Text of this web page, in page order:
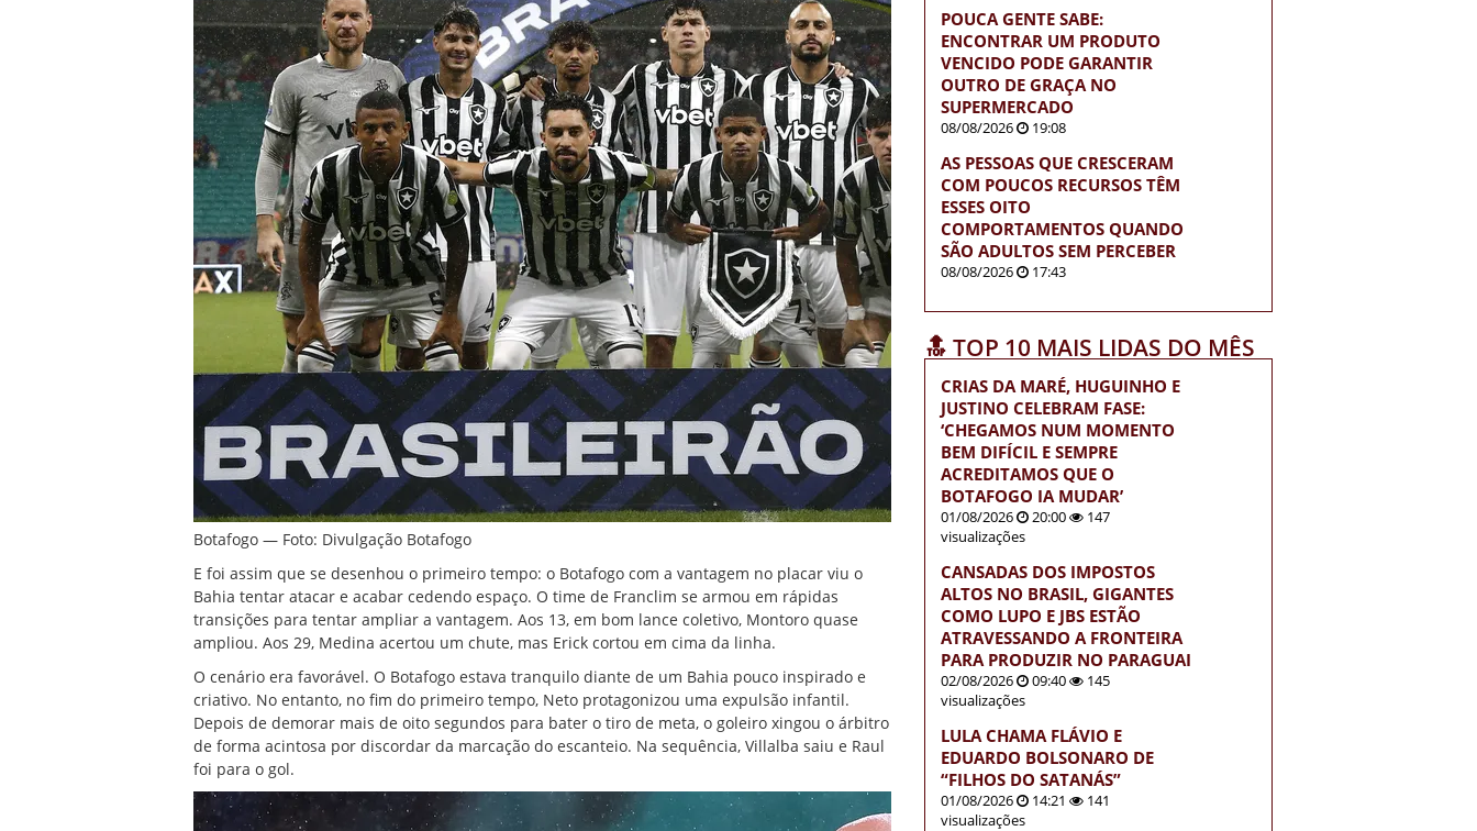
Botafogo — Foto: Divulgação Botafogo
E foi assim que se desenhou o primeiro tempo: o Botafogo com a vantagem no placar viu o
Bahia tentar atacar e acabar cedendo espaço. O time de Franclim se armou em rápidas
transições para tentar ampliar a vantagem. Aos 13, em bom lance coletivo, Montoro quase
ampliou. Aos 29, Medina acertou um chute, mas Erick cortou em cima da linha.
O cenário era favorável. O Botafogo estava tranquilo diante de um Bahia pouco inspirado e
criativo. No entanto, no fim do primeiro tempo, Neto protagonizou uma expulsão infantil.
Depois de demorar mais de oito segundos para bater o tiro de meta, o goleiro xingou o árbitro
de forma acintosa por discordar da marcação do escanteio. Na sequência, Villalba saiu e Raul
foi para o gol.
POUCA GENTE SABE:
ENCONTRAR UM PRODUTO
VENCIDO PODE GARANTIR
OUTRO DE GRAÇA NO
SUPERMERCADO
08/08/2026 19:08
AS PESSOAS QUE CRESCERAM
COM POUCOS RECURSOS TÊM
ESSES OITO
COMPORTAMENTOS QUANDO
SÃO ADULTOS SEM PERCEBER
08/08/2026 17:43
🔝 TOP 10 MAIS LIDAS DO MÊS
CRIAS DA MARÉ, HUGUINHO E
JUSTINO CELEBRAM FASE:
‘CHEGAMOS NUM MOMENTO
BEM DIFÍCIL E SEMPRE
ACREDITAMOS QUE O
BOTAFOGO IA MUDAR’
01/08/2026 20:00
147
visualizações
CANSADAS DOS IMPOSTOS
ALTOS NO BRASIL, GIGANTES
COMO LUPO E JBS ESTÃO
ATRAVESSANDO A FRONTEIRA
PARA PRODUZIR NO PARAGUAI
02/08/2026 09:40
145
visualizações
LULA CHAMA FLÁVIO E
EDUARDO BOLSONARO DE
“FILHOS DO SATANÁS”
01/08/2026 14:21
141
visualizações